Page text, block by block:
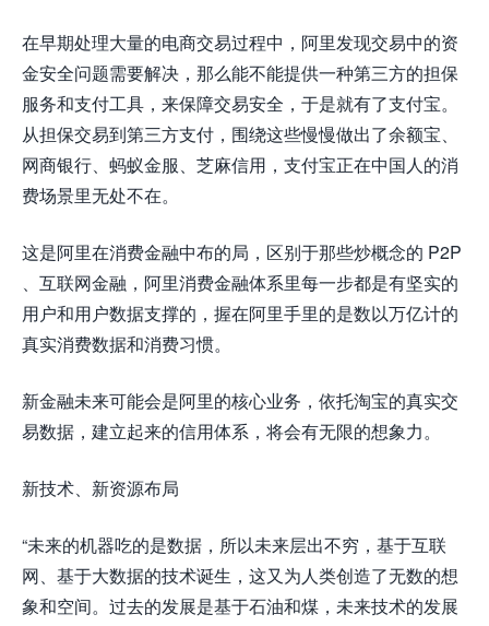
在早期处理大量的电商交易过程中，阿里发现交易中的资
金安全问题需要解决，那么能不能提供一种第三方的担保
服务和支付工具，来保障交易安全，于是就有了支付宝。
从担保交易到第三方支付，围绕这些慢慢做出了余额宝、
网商银行、蚂蚁金服、芝麻信用，支付宝正在中国人的消
费场景里无处不在。
这是阿里在消费金融中布的局，区别于那些炒概念的 P2P
、互联网金融，阿里消费金融体系里每一步都是有坚实的
用户和用户数据支撑的，握在阿里手里的是数以万亿计的
真实消费数据和消费习惯。
新金融未来可能会是阿里的核心业务，依托淘宝的真实交
易数据，建立起来的信用体系，将会有无限的想象力。
新技术、新资源布局
“未来的机器吃的是数据，所以未来层出不穷，基于互联
网、基于大数据的技术诞生，这又为人类创造了无数的想
象和空间。过去的发展是基于石油和煤，未来技术的发展